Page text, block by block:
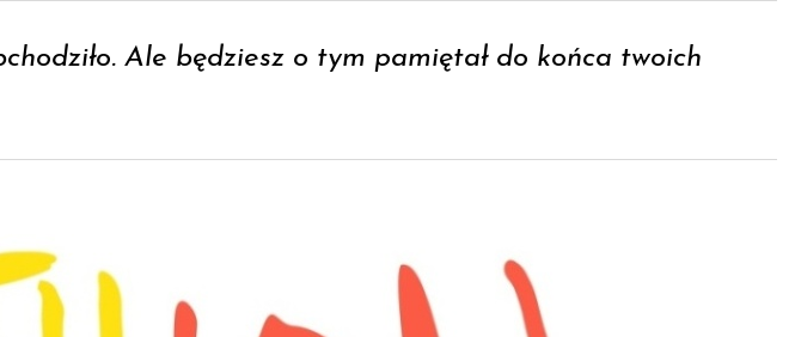
Ale będziesz o tym pamiętał do końca twoich